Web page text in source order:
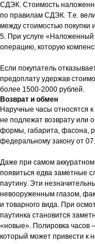
СДЭК. Стоимость
по правилам СДЭК. Т.е.
между стоимостью покупки
5. При услуге
операцию, которую
Если покупатель
предоплату удержав
более 1500-2000 рублей.
Возврат и обмен
Наручные часы относятся
не подлежат возврату или
формы, габарита, фасона,
федеральному закону от
Даже при самом
появиться едва заметные
паутину. Эти
невооруженным глазом,
и товарного вида. При
паутинка становится
«новые». Полировка часов
который может привести к